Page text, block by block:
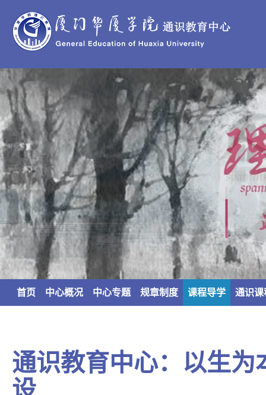
首页 中心概况 中心专题 规章制度 课程导学 通识课
通识教育中心：以生为